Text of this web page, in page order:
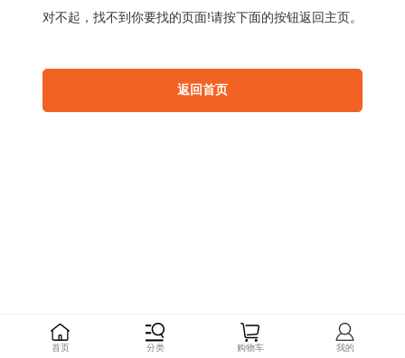
首页 分类 购物车 我的
对不起 ， 找不到你要找的页面!请按下面的按钮返回主页。
返回首页